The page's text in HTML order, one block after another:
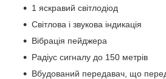
1 яскравий світлодіод
Світлова і звукова індикація
Вібрація пейджера
Радіус сигналу до 150 метрів
Вбудований передавач, що